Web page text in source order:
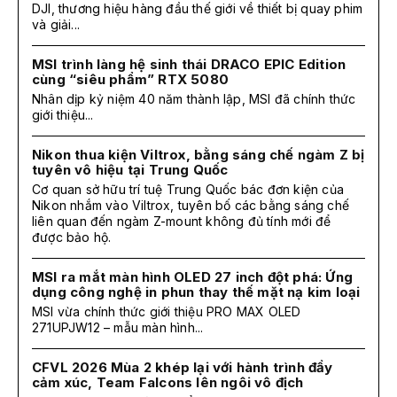
DJI, thương hiệu hàng đầu thế giới về thiết bị quay phim
và giải...
MSI trình làng hệ sinh thái DRACO EPIC Edition
cùng “siêu phẩm” RTX 5080
Nhân dịp kỷ niệm 40 năm thành lập, MSI đã chính thức
giới thiệu...
Nikon thua kiện Viltrox, bằng sáng chế ngàm Z bị
tuyên vô hiệu tại Trung Quốc
Cơ quan sở hữu trí tuệ Trung Quốc bác đơn kiện của
Nikon nhắm vào Viltrox, tuyên bố các bằng sáng chế
liên quan đến ngàm Z-mount không đủ tính mới để
được bảo hộ.
MSI ra mắt màn hình OLED 27 inch đột phá: Ứng
dụng công nghệ in phun thay thế mặt nạ kim loại
MSI vừa chính thức giới thiệu PRO MAX OLED
271UPJW12 – mẫu màn hình...
CFVL 2026 Mùa 2 khép lại với hành trình đầy
cảm xúc, Team Falcons lên ngôi vô địch